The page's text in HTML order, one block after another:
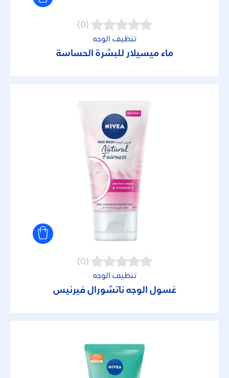
(0)
تنظيف الوجه
ماء ميسيلار للبشرة الحساسة
(0)
تنظيف الوجه
غسول الوجه ناتشورال فيرنيس